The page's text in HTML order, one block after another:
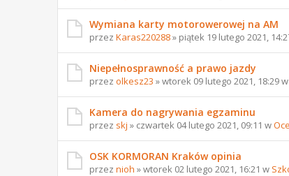
Wymiana karty motorowerowej na AM
przez Karas220288» piątek 19 lutego 2021,
Niepełnosprawność a prawo jazdy
przez olkesz23 » wtorek 09 lutego 2021, 18:29 w
Kamera do nagrywania egzaminu
przez skj » czwartek 04 lutego 2021, 09:11 w
OSK KORMORAN Kraków opinia
przez nioh » wtorek 02 lutego 2021, 16:21 w